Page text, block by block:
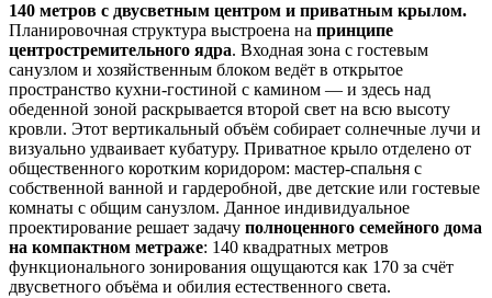
140 метров с двусветным центром и приватным крылом.
Планировочная структура выстроена на принципе
центростремительного ядра. Входная зона с гостевым
санузлом и хозяйственным блоком ведёт в открытое
пространство кухни-гостиной с камином — и здесь над
обеденной зоной раскрывается второй свет на всю высоту
кровли. Этот вертикальный объём собирает солнечные лучи и
визуально удваивает кубатуру. Приватное крыло отделено от
общественного коротким коридором: мастер-спальня с
собственной ванной и гардеробной, две детские или гостевые
комнаты с общим санузлом. Данное индивидуальное
проектирование решает задачу полноценного семейного дома
на компактном метраже: 140 квадратных метров
функционального зонирования ощущаются как 170 за счёт
двусветного объёма и обилия естественного света.